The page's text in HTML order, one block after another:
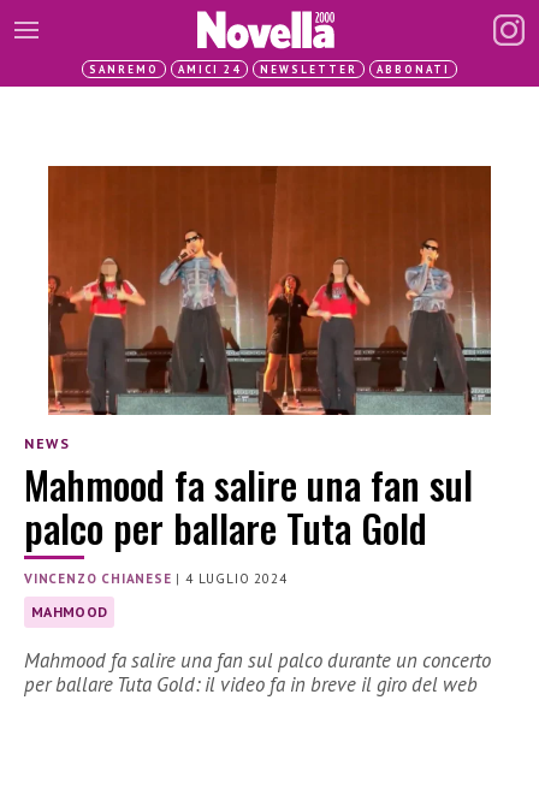
SANREMO AMICI 24 NEWSLETTER ABBONATI
NEWS
Mahmood fa salire una fan sul
palco per ballare Tuta Gold
VINCENZO CHIANESE |4 LUGLIO 2024
MAHMOOD
Mahmood fa salire una fan sul palco durante un concerto
per ballare Tuta Gold: il video fa in breve il giro del web